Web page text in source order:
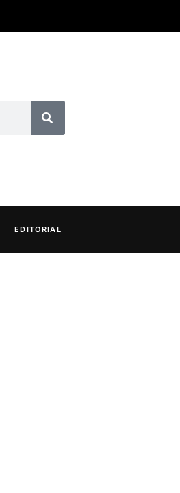
EDITORIAL